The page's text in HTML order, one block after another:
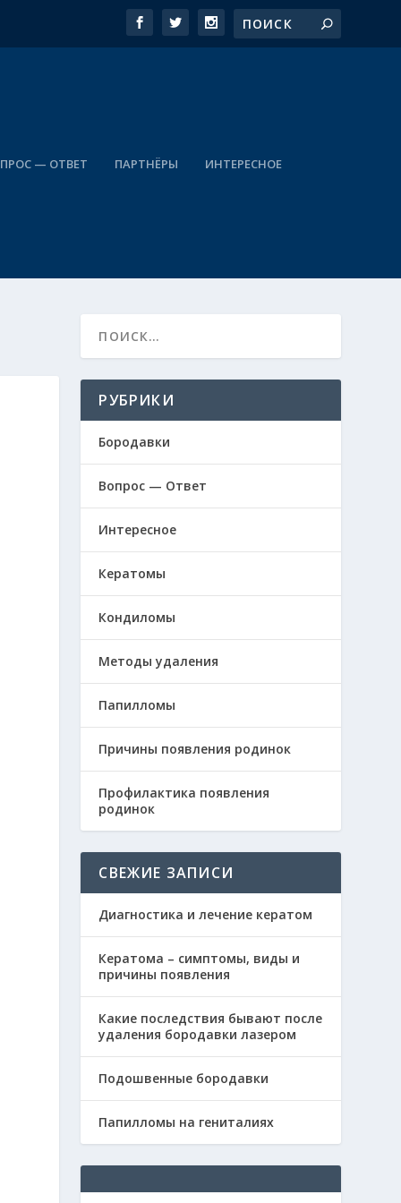
— ОТВЕТ ПАРТНЁРЫ ИНТЕРЕСНОЕ
РУБРИКИ
Бородавки
Вопрос — Ответ
Интересное
Кератомы
Кондиломы
Методы удаления
Папилломы
Причины появления родинок
Профилактика появления
родинок
СВЕЖИЕ ЗАПИСИ
Диагностика и лечение кератом
Кератома – симптомы, виды и
причины появления
Какие последствия бывают после
удаления бородавки лазером
Подошвенные бородавки
Папилломы на гениталиях